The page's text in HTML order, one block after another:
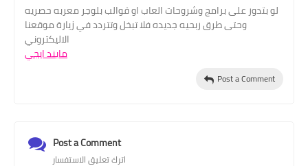
لو بتدور على برامج وشروحات العاب او قوالب بلوجر معربه حصريه
وحتى طرق ربحيه جديده فلا تبخل وتتردد في زيارة موقعنا
الاليكتروني
مايند ايجي
Post a Comment
Post a Comment
اترك تعليق الاستفسار